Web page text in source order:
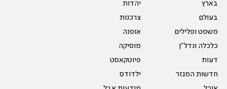
בארץ
בעולם
משפט ופלילים
כלכלה ונדל"ן
דעות
חדשות המגזר
יהדות
צרכנות
אופנה
מוסיקה
פיוטקאסט
ילדודס